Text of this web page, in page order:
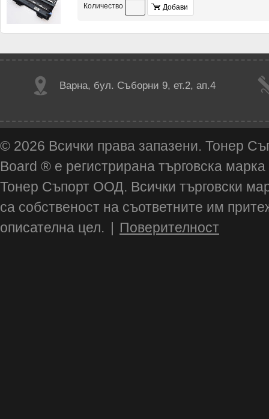
Количество Добави
Варна, бул. Съборни 9, ет.2, ап.4
© 2026 Всички права запазени. Тонер
Board ® е регистрирана търговска
Тонер Съпорт ООД. Всички търговски
са собственост на съответните им
описателна цел.
Поверителност